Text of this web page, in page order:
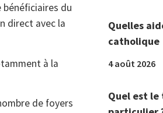
du
direct avec la
à la
de foyers
Quelles
catholique
4 août 2026
Quel est le